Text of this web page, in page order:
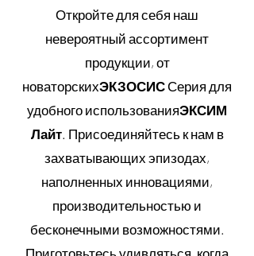
Откройте для себя наш
невероятный ассортимент
продукции, от
новаторскихЭКЗОСИССерия для
удобного использованияЭКСИМ
Лайт. Присоединяйтесь к нам в
захватывающих эпизодах,
наполненных инновациями,
производительностью и
бесконечными возможностями.